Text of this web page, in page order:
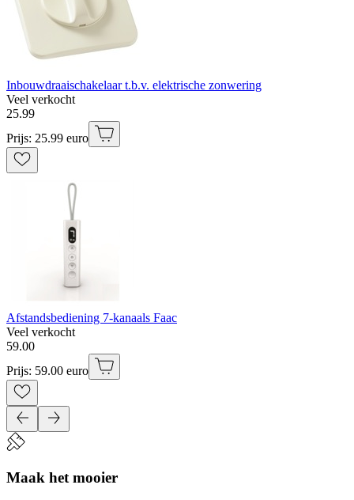
Inbouwdraaischakelaar t.b.v. elektrische zonwering
Veel verkocht
25.99
Prijs: 25.99 euro
Afstandsbediening 7-kanaals Faac
Veel verkocht
59.00
Prijs: 59.00 euro
Maak het mooier